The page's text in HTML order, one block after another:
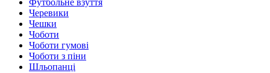
Футбольне взуття
Черевики
Чешки
Чоботи
Чоботи гумові
Чоботи з піни
Шльопанці